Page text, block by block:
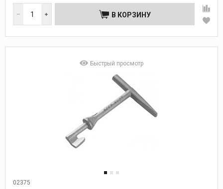
В КОРЗИНУ
Быстрый просмотр
02375